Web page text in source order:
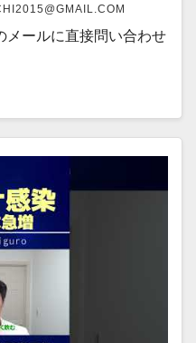
メールに直接問い合わせ